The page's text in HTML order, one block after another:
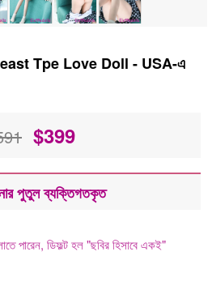
Tpe Love Doll - USA-এ
$399
পুতুল ব্যক্তিগতকৃত
পারেন, ডিফল্ট হল "ছবির হিসাবে একই"